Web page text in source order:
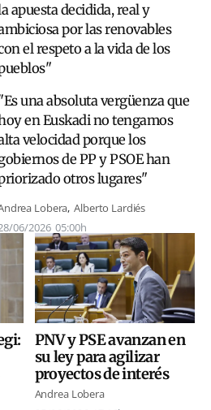
apuesta decidida, real y
por las renovables
el respeto a la vida de los
una absoluta vergüenza que
en Euskadi no tengamos
velocidad porque los
de PP y PSOE han
otros lugares"
Lobera Alberto Lardiés
06/2026 05:00h
PNV y PSE avanzan en
su ley para agilizar
proyectos de interés
Andrea Lobera